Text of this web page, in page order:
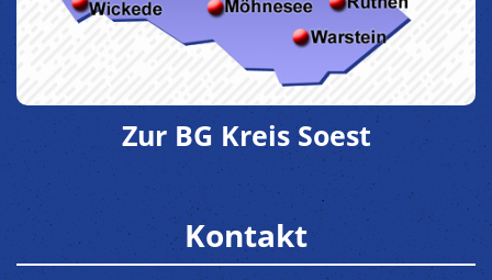
Zur BG Kreis Soest
Kontakt